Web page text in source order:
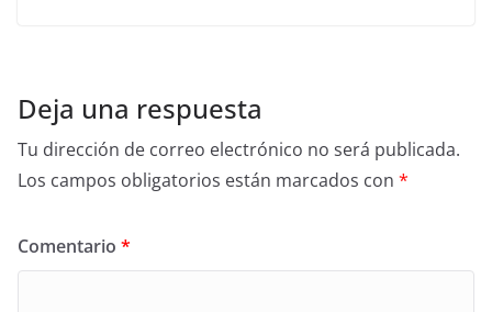
Deja una respuesta
Tu dirección de correo electrónico no será publicada.
Los campos obligatorios están marcados con *
Comentario *